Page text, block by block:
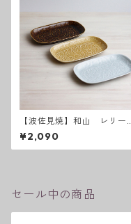
【波佐見焼】和山 レリー
フ・フラワーパレード 長皿
¥2,090
セール中の商品